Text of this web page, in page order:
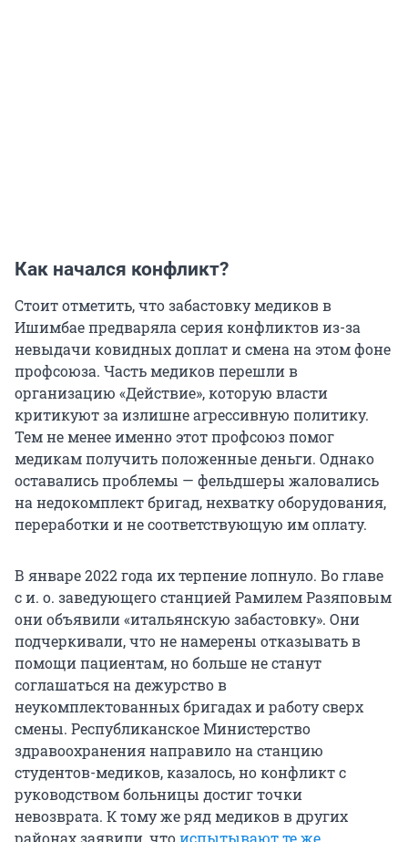
Как начался конфликт?
Стоит отметить, что забастовку медиков в
Ишимбае предваряла серия конфликтов из-за
невыдачи ковидных доплат и смена на этом фоне
профсоюза. Часть медиков перешли в
организацию «Действие», которую власти
критикуют за излишне агрессивную политику.
Тем не менее именно этот профсоюз помог
медикам получить положенные деньги. Однако
оставались проблемы — фельдшеры жаловались
на недокомплект бригад, нехватку оборудования,
переработки и не соответствующую им оплату.
В январе 2022 года их терпение лопнуло. Во главе
с и. о. заведующего станцией Рамилем Разяповым
они объявили «итальянскую забастовку». Они
подчеркивали, что не намерены отказывать в
помощи пациентам, но больше не станут
соглашаться на дежурство в
неукомплектованных бригадах и работу сверх
смены. Республиканское Министерство
здравоохранения направило на станцию
студентов-медиков, казалось, но конфликт с
руководством больницы достиг точки
невозврата. К тому же ряд медиков в других
районах заявили, чтоиспытывают те же